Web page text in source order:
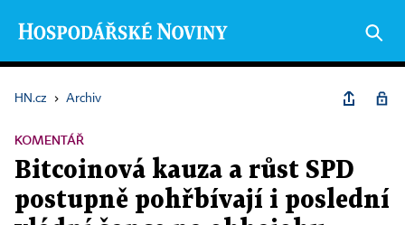
HN.cz › Archiv
KOMENTÁŘ
Bitcoinová kauza a růst SPD
postupně pohřbívají i poslední